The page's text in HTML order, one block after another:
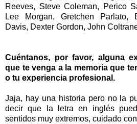
Reeves, Steve Coleman, Perico
Lee Morgan, Gretchen Parlato,
Davis, Dexter Gordon, John
Cuéntanos, por favor, alguna
que te venga a la memoria que
o tu experiencia profesional.
Jaja, hay una historia pero no la
decir que la letra en inglés
sentidos muy extremos, cuidado